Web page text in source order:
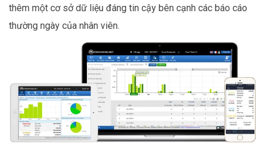
thêm một cơ sở dữ liệu đáng tin cậy bên cạnh các báo cáo
thường ngày của nhân viên.